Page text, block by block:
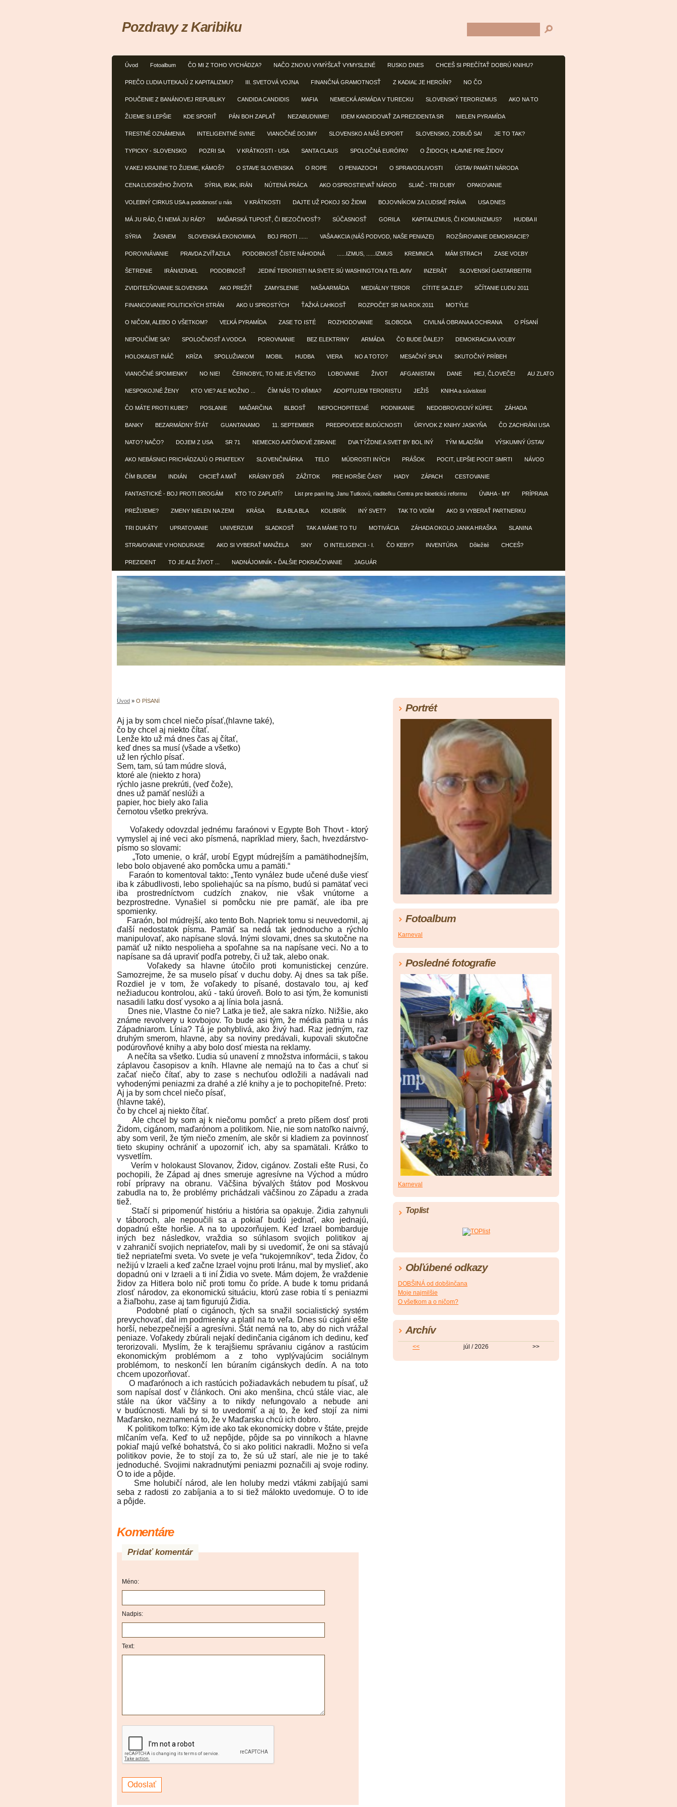
Úvod Fotoalbum ČO MI Z TOHO VYCHÁDZA? NAČO ZNOVU VYMÝŠĽAŤ VYMYSLENÉ RUSKO DNES CHCEŠ SI PREČÍTAŤ DOBRÚ KNIHU?
PREČO ĽUDIA UTEKAJÚ Z KAPITALIZMU? III. SVETOVÁ VOJNA FINANČNÁ GRAMOTNOSŤ Z KADIAĽ JE HEROÍN? NO ČO
POUČENIE Z BANÁNOVEJ REPUBLIKY CANDIDA CANDIDIS MAFIA NEMECKÁ ARMÁDA V TURECKU SLOVENSKÝ TERORIZMUS AKO NA TO
ŽIJEME SI LEPŠIE KDE SPORIŤ PÁN BOH ZAPLAŤ NEZABUDNIME! IDEM KANDIDOVAŤ ZA PREZIDENTA SR NIELEN PYRAMÍDA
TRESTNÉ OZNÁMENIA INTELIGENTNÉ SVINE VIANOČNÉ DOJMY SLOVENSKO A NÁŠ EXPORT SLOVENSKO, ZOBUĎ SA! JE TO TAK?
TYPICKY - SLOVENSKO POZRI SA V KRÁTKOSTI - USA SANTA CLAUS SPOLOČNÁ EURÓPA? O ŽIDOCH, HLAVNE PRE ŽIDOV
V AKEJ KRAJINE TO ŽIJEME, KÁMOŠ? O STAVE SLOVENSKA O ROPE O PENIAZOCH O SPRAVODLIVOSTI ÚSTAV PAMÄTI NÁRODA
CENA ĽUDSKÉHO ŽIVOTA SÝRIA, IRAK, IRÁN NÚTENÁ PRÁCA AKO OSPROSTIEVAŤ NÁROD SLIAČ - TRI DUBY OPAKOVANIE
VOLEBNÝ CIRKUS USA a podobnosť u nás V KRÁTKOSTI DAJTE UŽ POKOJ SO ŽIDMI BOJOVNÍKOM ZA ĽUDSKÉ PRÁVA USA DNES
MÁ JU RÁD, ČI NEMÁ JU RÁD? MAĎARSKÁ TUPOSŤ, ČI BEZOČIVOSŤ? SÚČASNOSŤ GORILA KAPITALIZMUS, ČI KOMUNIZMUS? HUDBA II
SÝRIA ŽASNEM SLOVENSKÁ EKONOMIKA BOJ PROTI ...... VAŠA AKCIA (NÁŠ PODVOD, NAŠE PENIAZE) ROZŠIROVANIE DEMOKRACIE?
POROVNÁVANIE PRAVDA ZVÍŤAZILA PODOBNOSŤ ČISTE NÁHODNÁ ......IZMUS, ......IZMUS KREMNICA MÁM STRACH ZASE VOĽBY
ŠETRENIE IRÁN/IZRAEL PODOBNOSŤ JEDINÍ TERORISTI NA SVETE SÚ WASHINGTON A TEL AVIV INZERÁT SLOVENSKÍ GASTARBEITRI
ZVIDITEĽŇOVANIE SLOVENSKA AKO PREŽIŤ ZAMYSLENIE NAŠA ARMÁDA MEDIÁLNY TEROR CÍTITE SA ZLE? SČÍTANIE ĽUDU 2011
FINANCOVANIE POLITICKÝCH STRÁN AKO U SPROSTÝCH ŤAŽKÁ ĽAHKOSŤ ROZPOČET SR NA ROK 2011 MOTÝLE
O NIČOM, ALEBO O VŠETKOM? VEĽKÁ PYRAMÍDA ZASE TO ISTÉ ROZHODOVANIE SLOBODA CIVILNÁ OBRANA A OCHRANA O PÍSANÍ
NEPOUČÍME SA? SPOLOČNOSŤ A VODCA POROVNANIE BEZ ELEKTRINY ARMÁDA ČO BUDE ĎALEJ? DEMOKRACIA A VOĽBY
HOLOKAUST INÁČ KRÍZA SPOLUŽIAKOM MOBIL HUDBA VIERA NO A TOTO? MESAČNÝ SPLN SKUTOČNÝ PRÍBEH
VIANOČNÉ SPOMIENKY NO NIE! ČERNOBYĽ, TO NIE JE VŠETKO LOBOVANIE ŽIVOT AFGANISTAN DANE HEJ, ČLOVEČE! AU ZLATO
NESPOKOJNÉ ŽENY KTO VIE? ALE MOŽNO ... ČÍM NÁS TO KŔMIA? ADOPTUJEM TERORISTU JEŽIŠ KNIHA a súvislosti
ČO MÁTE PROTI KUBE? POSLANIE MAĎARČINA BLBOSŤ NEPOCHOPITEĽNÉ PODNIKANIE NEDOBROVOĽNÝ KÚPEĽ ZÁHADA
BANKY BEZARMÁDNY ŠTÁT GUANTANAMO 11. SEPTEMBER PREDPOVEDE BUDÚCNOSTI ÚRYVOK Z KNIHY JASKYŇA ČO ZACHRÁNI USA
NATO? NAČO? DOJEM Z USA SR 71 NEMECKO A ATÓMOVÉ ZBRANE DVA TÝŽDNE A SVET BY BOL INÝ TÝM MLADŠÍM VÝSKUMNÝ ÚSTAV
AKO NEBÁSNICI PRICHÁDZAJÚ O PRIATEĽKY SLOVENČINÁRKA TELO MÚDROSTI INÝCH PRÁŠOK POCIT, LEPŠIE POCIT SMRTI NÁVOD
ČÍM BUDEM INDIÁN CHCIEŤ A MAŤ KRÁSNY DEŇ ZÁŽITOK PRE HORŠIE ČASY HADY ZÁPACH CESTOVANIE
FANTASTICKÉ - BOJ PROTI DROGÁM KTO TO ZAPLATÍ? List pre pani Ing. Janu Tutkovú, riaditeľku Centra pre bioetickú reformu ÚVAHA - MY PRÍPRAVA
PREŽIJEME? ZMENY NIELEN NA ZEMI KRÁSA BLA BLA BLA KOLIBRÍK INÝ SVET? TAK TO VIDÍM AKO SI VYBERAŤ PARTNERKU
TRI DUKÁTY UPRATOVANIE UNIVERZUM SLADKOSŤ TAK A MÁME TO TU MOTIVÁCIA ZÁHADA OKOLO JANKA HRAŠKA SLANINA
STRAVOVANIE V HONDURASE AKO SI VYBERAŤ MANŽELA SNY O INTELIGENCII - I. ČO KEBY? INVENTÚRA Dôležité CHCEŠ?
PREZIDENT TO JE ALE ŽIVOT ... NADNÁJOMNÍK + ĎALŠIE POKRAČOVANIE JAGUÁR
Pozdravy z Karibiku
Úvod » O PÍSANÍ
Aj ja by som chcel niečo písať,(hlavne také),
čo by chcel aj niekto čítať.
Lenže kto už má dnes čas aj čítať,
keď dnes sa musí (všade a všetko)
už len rýchlo písať.
Sem, tam, sú tam múdre slová,
ktoré ale (niekto z hora)
rýchlo jasne prekrúti, (veď čože),
dnes už pamäť neslúži a
papier, hoc biely ako ľalia
černotou všetko prekrýva.
Voľakedy odovzdal jednému faraónovi v Egypte Boh Thovt - ktorý
vymyslel aj iné veci ako písmená, napríklad miery, šach, hvezdárstvo-
písmo so slovami:
„Toto umenie, o kráľ, urobí Egypt múdrejším a pamätihodnejším,
lebo bolo objavené ako pomôcka umu a pamäti.“
Faraón to komentoval takto: „Tento vynález bude učené duše viesť
iba k zábudlivosti, lebo spoliehajúc sa na písmo, budú si pamätať veci
iba prostredníctvom cudzích znakov, nie však vnútorne a
bezprostredne. Vynašiel si pomôcku nie pre pamäť, ale iba pre
spomienky.
Faraón, bol múdrejší, ako tento Boh. Napriek tomu si neuvedomil, aj
ďalší nedostatok písma. Pamäť sa nedá tak jednoducho a rýchlo
manipulovať, ako napísane slová. Inými slovami, dnes sa skutočne na
pamäť už nikto nespolieha a spoľahne sa na napísane veci. No a to
napísane sa dá upraviť podľa potreby, či už tak, alebo onak.
Voľakedy sa hlavne útočilo proti komunistickej cenzúre.
Samozrejme, že sa muselo písať v duchu doby. Aj dnes sa tak píše.
Rozdiel je v tom, že voľakedy to písané, dostavalo tou, aj keď
nežiaducou kontrolou, akú - takú úroveň. Bolo to asi tým, že komunisti
nasadili latku dosť vysoko a aj línia bola jasná.
Dnes nie, Vlastne čo nie? Latka je tiež, ale sakra nízko. Nižšie, ako
známe revolvery u kovbojov. To bude asi tým, že média patria u nás
Západniarom. Línia? Tá je pohyblivá, ako živý had. Raz jedným, raz
druhým smerom, hlavne, aby sa noviny predávali, kupovali skutočne
podúrovňové knihy a aby bolo dosť miesta na reklamy.
A nečíta sa všetko. Ľudia sú unavení z množstva informácii, s takou
záplavou časopisov a kníh. Hlavne ale nemajú na to čas a chuť si
začať niečo čítať, aby to zase s nechuťou odložili a nadávali nad
vyhodenými peniazmi za drahé a zlé knihy a je to pochopiteľné. Preto:
Aj ja by som chcel niečo písať,
(hlavne také),
čo by chcel aj niekto čítať.
Ale chcel by som aj k niečomu pomôcť a preto píšem dosť proti
Židom, cigánom, maďarónom a politikom. Nie, nie som natoľko naivný,
aby som veril, že tým niečo zmením, ale skôr si kladiem za povinnosť
tieto skupiny ochrániť a upozorniť ich, aby sa spamätali. Krátko to
vysvetlím.
Verím v holokaust Slovanov, Židov, cigánov. Zostali ešte Rusi, čo
pochopili, že Západ aj dnes smeruje agresívne na Východ a múdro
robí prípravy na obranu. Väčšina bývalých štátov pod Moskvou
zabudla na to, že problémy prichádzali väčšinou zo Západu a zrada
tiež.
Stačí si pripomenúť históriu a história sa opakuje. Židia zahynuli
v táboroch, ale nepoučili sa a pokiaľ budú jednať, ako jednajú,
dopadnú ešte horšie. A na to upozorňujem. Keď Izrael bombarduje
iných bez následkov, vraždia so súhlasom svojich politikov aj
v zahraničí svojich nepriateľov, mali by si uvedomiť, že oni sa stávajú
tiež nepriateľmi sveta. Vo svete je veľa “rukojemníkov“, teda Židov, čo
nežijú v Izraeli a keď začne Izrael vojnu proti Iránu, mal by myslieť, ako
dopadnú oni v Izraeli a ti iní Židia vo svete. Mám dojem, že vraždenie
židov za Hitlera bolo nič proti tomu čo príde. A bude k tomu pridaná
zlosť národov, za ekonomickú situáciu, ktorú zase robia tí s peniazmi
a žiaľbohu, zase aj tam figurujú Židia.
Podobné platí o cigánoch, tých sa snažil socialistický systém
prevychovať, dal im podmienky a platil na to veľa. Dnes sú cigáni ešte
horší, nebezpečnejší a agresívni. Štát nemá na to, aby do nich vrážal
peniaze. Voľakedy zbúrali nejakí dedinčania cigánom ich dedinu, keď
terorizovali. Myslím, že k terajšiemu správaniu cigánov a rastúcim
ekonomickým problémom a z toho vyplývajúcim sociálnym
problémom, to neskončí len búraním cigánskych dedín. A na toto
chcem upozorňovať.
O maďarónoch a ich rastúcich požiadavkách nebudem tu písať, už
som napísal dosť v článkoch. Oni ako menšina, chcú stále viac, ale
stále na úkor väčšiny a to nikdy nefungovalo a nebude ani
v budúcnosti. Mali by si to uvedomiť a aj to, že keď stojí za nimi
Maďarsko, neznamená to, že v Maďarsku chcú ich dobro.
K politikom toľko: Kým ide ako tak ekonomicky dobre v štáte, prejde
mlčaním veľa. Keď to už nepôjde, pôjde sa po vinníkoch a hlavne
pokiaľ majú veľké bohatstvá, čo si ako politici nakradli. Možno si veľa
politikov povie, že to stojí za to, že sú už starí, ale nie je to také
jednoduché. Svojimi nakradnutými peniazmi poznačili aj svoje rodiny.
O to ide a pôjde.
Sme holubičí národ, ale len holuby medzi vtákmi zabíjajú sami
seba z radosti zo zabíjania a to si tiež málokto uvedomuje. O to ide
a pôjde.
Komentáre
Pridať komentár
Méno:
Nadpis:
Text:
Portrét
Fotoalbum
Karneval
Posledné fotografie
Karneval
Toplist
Obľúbené odkazy
DOBŠINÁ od dobšinčana
Moje najmilšie
O všetkom a o ničom?
Archív
<< júl / 2026 >>